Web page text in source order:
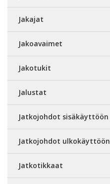
Jakajat
Jakoavaimet
Jakotukit
Jalustat
Jatkojohdot sisäkäyttöön
Jatkojohdot ulkokäyttöön
Jatkotikkaat